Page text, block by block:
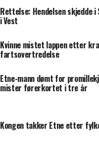
Rettelse: Hendelsen skjedde
i Vest
Kvinne mistet lappen etter
fartsovertredelse
Etne-mann dømt for
mister førerkortet i tre år
Kongen takker Etne etter